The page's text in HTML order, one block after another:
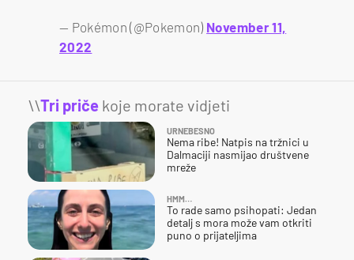
— Pokémon (@Pokemon) November 11,
2022
\\Tri priče koje morate vidjeti
URNEBESNO
Nema ribe! Natpis na tržnici u
Dalmaciji nasmijao društvene
mreže
HMM…
To rade samo psihopati: Jedan
detalj s mora može vam otkriti
puno o prijateljima